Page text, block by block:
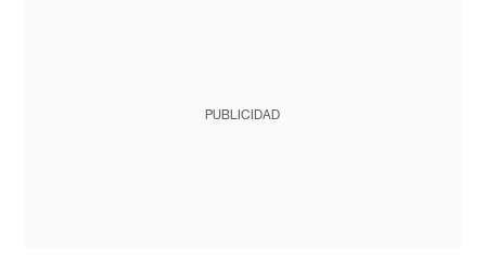
PUBLICIDAD